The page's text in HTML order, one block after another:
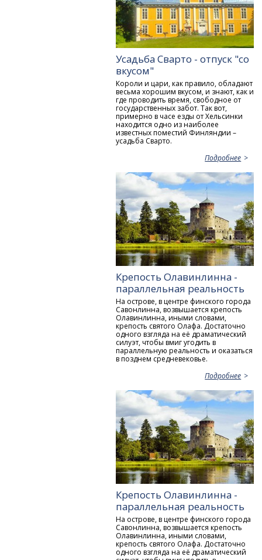
Усадьба Сварто - отпуск "со
вкусом"
Короли и цари, как правило, обладают
весьма хорошим вкусом, и знают, как и
где проводить время, свободное от
государственных забот. Так вот,
примерно в часе езды от Хельсинки
находится одно из наиболее
известных поместий Финляндии –
усадьба Сварто.
Подробнее
Крепость Олавинлинна -
параллельная реальность
На острове, в центре финского города
Савонлинна, возвышается крепость
Олавинлинна, иными словами,
крепость святого Олафа. Достаточно
одного взгляда на её драматический
силуэт, чтобы вмиг угодить в
параллельную реальность и оказаться
в позднем средневековье.
Подробнее
Крепость Олавинлинна -
параллельная реальность
На острове, в центре финского города
Савонлинна, возвышается крепость
Олавинлинна, иными словами,
крепость святого Олафа. Достаточно
одного взгляда на её драматический